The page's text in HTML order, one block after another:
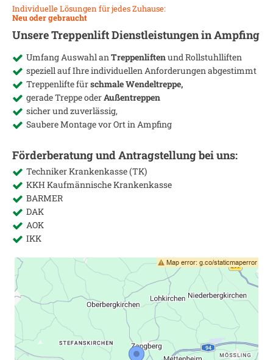
Individuelle Lösungen für jedes Zuhause:
Neu oder gebraucht
Unsere Treppenlift Dienstleistungen inAmpfing
Umfang Auswahl anTreppenliftenund Rollstuhlliften
speziell auf Ihre individuellen Anforderungen abgestimmt
Treppenlifte fürschmale Wendeltreppe,
gerade Treppe oderAußentreppen
sicher und zuverlässig,
Saubere Montage vor Ort inAmpfing
Förderberatung und Antragstellung bei uns:
Techniker Krankenkasse (TK)
KKH Kaufmännische Krankenkasse
BARMER
DAK
AOK
IKK